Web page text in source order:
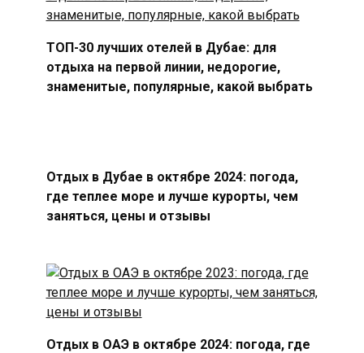
ТОП-30 лучших отелей в Дубае: для
отдыха на первой линии, недорогие,
знаменитые, популярные, какой выбрать
Отдых в Дубае в октябре 2024: погода,
где теплее море и лучше курорты, чем
заняться, цены и отзывы
Отдых в ОАЭ в октябре 2024: погода, где